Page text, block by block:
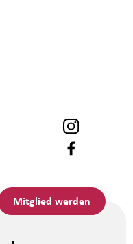
Mitglied werden